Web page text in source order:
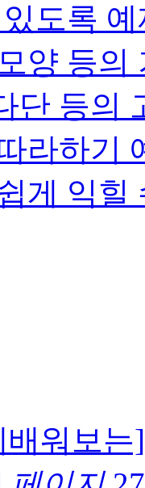
도록
양 등의
단 등의
라하기
게 익힐
워보